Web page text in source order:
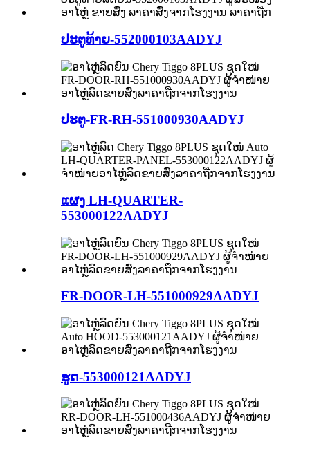
ປະຕູທ້າຍ-552000103AADYJ
ປະຕູ-FR-RH-551000930AADYJ
ແຜງ LH-QUARTER-
553000122AADYJ
FR-DOOR-LH-551000929AADYJ
ຮູດ-553000121AADYJ